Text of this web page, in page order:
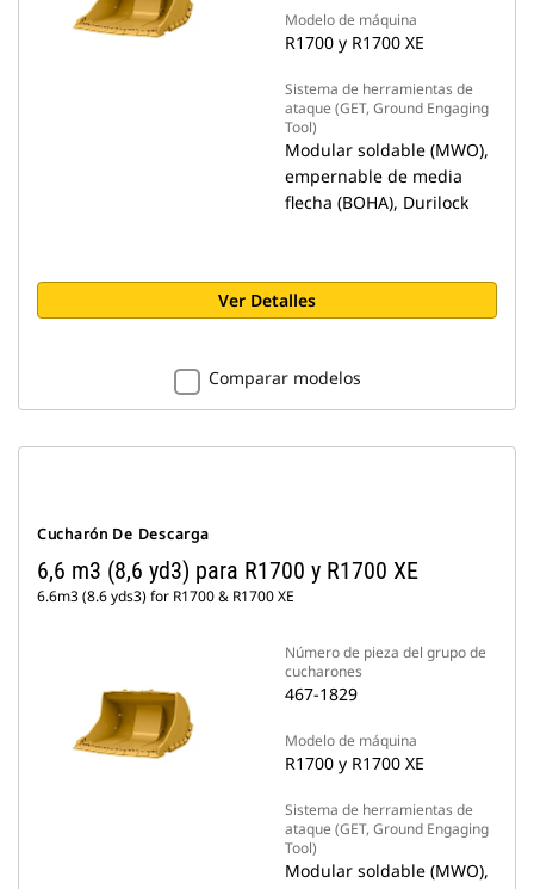
Modelo de máquina
R1700 y R1700 XE
Sistema de herramientas de
ataque (GET, Ground Engaging
Tool)
Modular soldable (MWO),
empernable de media
flecha (BOHA), Durilock
Ver Detalles
Comparar modelos
Cucharón De Descarga
6,6 m3 (8,6 yd3) para R1700 y R1700 XE
6.6m3 (8.6 yds3) for R1700 & R1700 XE
Número de pieza del grupo de
cucharones
467-1829
Modelo de máquina
R1700 y R1700 XE
Sistema de herramientas de
ataque (GET, Ground Engaging
Tool)
Modular soldable (MWO),